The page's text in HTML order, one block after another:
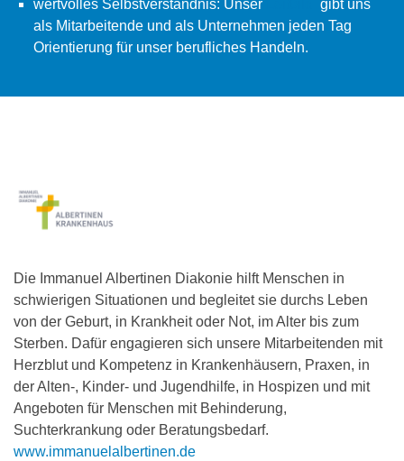
wertvolles Selbstverständnis: Unser
gibt uns
als Mitarbeitende und als Unternehmen jeden Tag
Orientierung für unser berufliches Handeln.
Die Immanuel Albertinen Diakonie hilft Menschen in
schwierigen Situationen und begleitet sie durchs Leben
von der Geburt, in Krankheit oder Not, im Alter bis zum
Sterben. Dafür engagieren sich unsere Mitarbeitenden mit
Herzblut und Kompetenz in Krankenhäusern, Praxen, in
der Alten-, Kinder- und Jugendhilfe, in Hospizen und mit
Angeboten für Menschen mit Behinderung,
Suchterkrankung oder Beratungsbedarf.
www.immanuelalbertinen.de